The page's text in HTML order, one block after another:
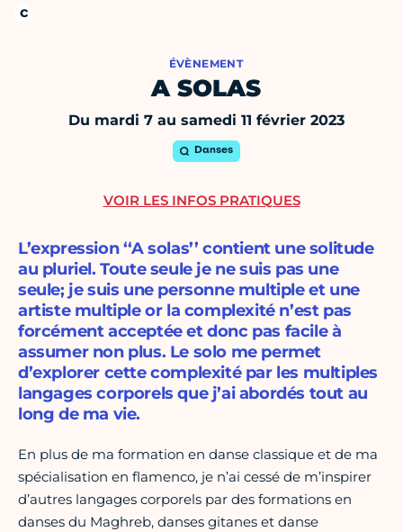
ÉVÈNEMENT
A SOLAS
Du mardi 7 au samedi 11 février 2023
Danses
L’expression ‘‘A solas’’ contient une solitude
au pluriel. Toute seule je ne suis pas une
seule; je suis une personne multiple et une
artiste multiple or la complexité n’est pas
forcément acceptée et donc pas facile à
assumer non plus. Le solo me permet
d’explorer cette complexité par les multiples
langages corporels que j’ai abordés tout au
long de ma vie.
En plus de ma formation en danse classique et de ma
spécialisation en flamenco, je n’ai cessé de m’inspirer
d’autres langages corporels par des formations en
danses du Maghreb, danses gitanes et danse
VOIR LES INFOS PRATIQUES